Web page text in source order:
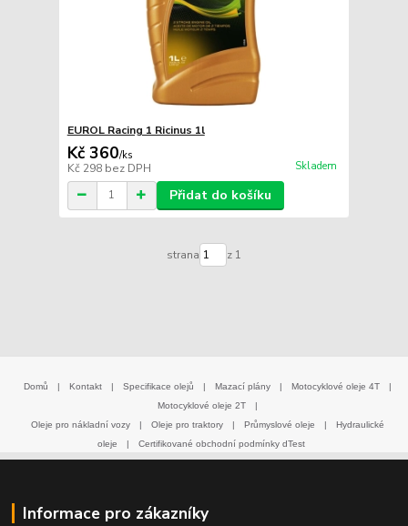
EUROL Racing 1 Ricinus 1l
Kč 360/ks
Kč 298 bez DPH Skladem
Přidat do košíku
strana z 1
Domů | Kontakt | Specifikace olejů | Mazací plány | Motocyklové oleje 4T
|
Motocyklové oleje 2T
|
Oleje pro nákladní vozy
| Oleje pro traktory | Průmyslové oleje |
Hydraulické
oleje
| Certifikované obchodní podmínky dTest
Informace pro zákazníky